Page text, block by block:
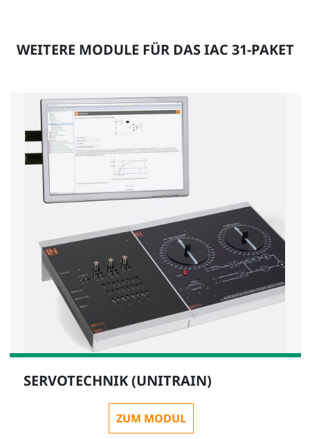
WEITERE MODULE FÜR DAS IAC 31-PAKET
SERVOTECHNIK (UNITRAIN)
ZUM MODUL